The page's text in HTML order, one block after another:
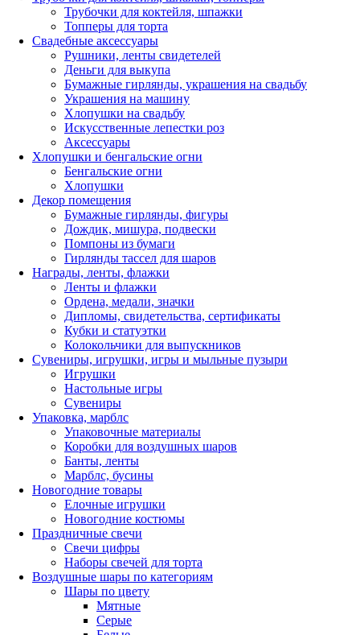
Трубочки для коктейля, шпажки
Топперы для торта
Свадебные аксессуары
Рушники, ленты свидетелей
Деньги для выкупа
Бумажные гирлянды, украшения на свадьбу
Украшения на машину
Хлопушки на свадьбу
Искусственные лепестки роз
Аксессуары
Хлопушки и бенгальские огни
Бенгальские огни
Хлопушки
Декор помещения
Бумажные гирлянды, фигуры
Дождик, мишура, подвески
Помпоны из бумаги
Гирлянды тассел для шаров
Награды, ленты, флажки
Ленты и флажки
Ордена, медали, значки
Дипломы, свидетельства, сертификаты
Кубки и статуэтки
Колокольчики для выпускников
Сувениры, игрушки, игры и мыльные пузыри
Игрушки
Настольные игры
Сувениры
Упаковка, марблс
Упаковочные материалы
Коробки для воздушных шаров
Банты, ленты
Марблс, бусины
Новогодние товары
Елочные игрушки
Новогодние костюмы
Праздничные свечи
Свечи цифры
Наборы свечей для торта
Воздушные шары по категориям
Шары по цвету
Мятные
Серые